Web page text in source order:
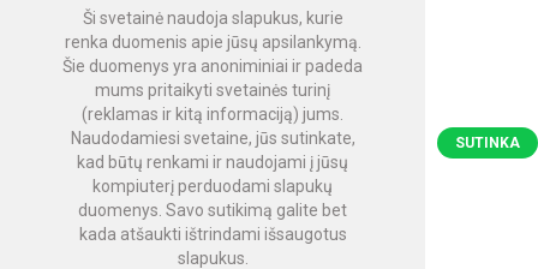
Ši svetainė naudoja slapukus, kurie
renka duomenis apie jūsų apsilankymą.
Šie duomenys yra anoniminiai ir padeda
mums pritaikyti svetainės turinį
(reklamas ir kitą informaciją) jums.
Naudodamiesi svetaine, jūs sutinkate,
kad būtų renkami ir naudojami į jūsų
kompiuterį perduodami slapukų
duomenys. Savo sutikimą galite bet
kada atšaukti ištrindami išsaugotus
slapukus.
SUTINKA